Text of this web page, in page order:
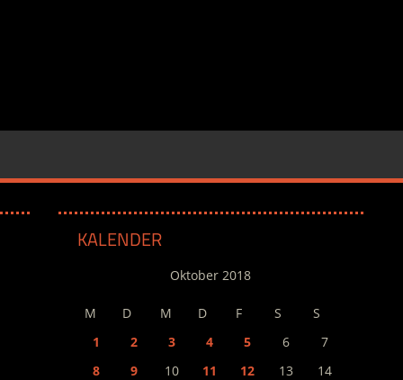
KALENDER
Oktober 2018
M D M D F S
S
1
2 3 4 5 6
7
8
9 10 11 12 13
14